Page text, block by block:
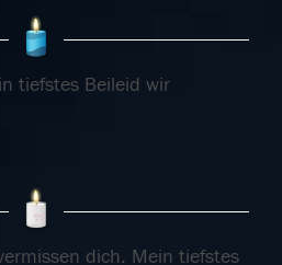
tiefstes Beileid wir
dich. Mein tiefstes